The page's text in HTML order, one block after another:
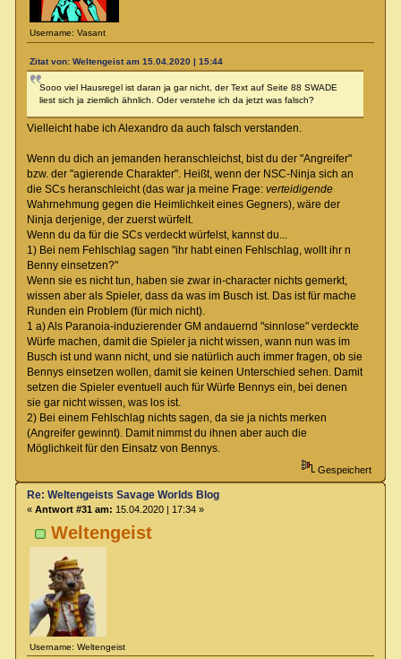
Username: Vasant
Zitat von: Weltengeist am 15.04.2020 | 15:44
Sooo viel Hausregel ist daran ja gar nicht, der Text auf Seite 88 SWADE
liest sich ja ziemlich ähnlich. Oder verstehe ich da jetzt was falsch?
Vielleicht habe ich Alexandro da auch falsch verstanden.
Wenn du dich an jemanden heranschleichst, bist du der "Angreifer"
bzw. der "agierende Charakter". Heißt, wenn der NSC-Ninja sich an
die SCs heranschleicht (das war ja meine Frage: verteidigende
Wahrnehmung gegen die Heimlichkeit eines Gegners), wäre der
Ninja derjenige, der zuerst würfelt.
Wenn du da für die SCs verdeckt würfelst, kannst du...
1) Bei nem Fehlschlag sagen "ihr habt einen Fehlschlag, wollt ihr n
Benny einsetzen?"
Wenn sie es nicht tun, haben sie zwar in-character nichts gemerkt,
wissen aber als Spieler, dass da was im Busch ist. Das ist für mache
Runden ein Problem (für mich nicht).
1 a) Als Paranoia-induzierender GM andauernd "sinnlose" verdeckte
Würfe machen, damit die Spieler ja nicht wissen, wann nun was im
Busch ist und wann nicht, und sie natürlich auch immer fragen, ob sie
Bennys einsetzen wollen, damit sie keinen Unterschied sehen. Damit
setzen die Spieler eventuell auch für Würfe Bennys ein, bei denen
sie gar nicht wissen, was los ist.
2) Bei einem Fehlschlag nichts sagen, da sie ja nichts merken
(Angreifer gewinnt). Damit nimmst du ihnen aber auch die
Möglichkeit für den Einsatz von Bennys.
Gespeichert
Weltengeist
Username: Weltengeist
Re: Weltengeists Savage Worlds Blog
« Antwort #31 am: 15.04.2020 | 17:34 »